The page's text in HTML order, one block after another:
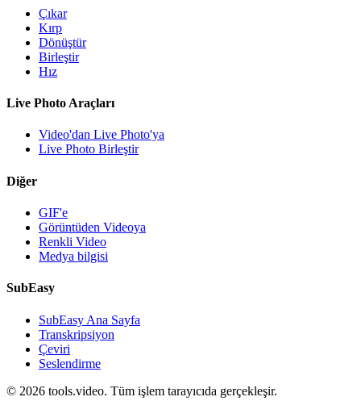
Çıkar
Kırp
Dönüştür
Birleştir
Hız
Live Photo Araçları
Video'dan Live Photo'ya
Live Photo Birleştir
Diğer
GIF'e
Görüntüden Videoya
Renkli Video
Medya bilgisi
SubEasy
SubEasy Ana Sayfa
Transkripsiyon
Çeviri
Seslendirme
© 2026 tools.video. Tüm işlem tarayıcıda gerçekleşir.